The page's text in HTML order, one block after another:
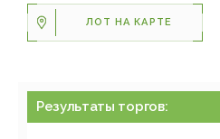
ЛОТ НА КАРТЕ
Результаты торгов: